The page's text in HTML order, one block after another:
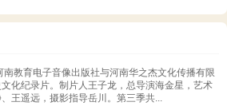
南教育电子音像出版社与河南华之杰文化传播有限
化纪录片。制片人王子龙，总导演海金星，艺术
王遥远，摄影指导岳川。第三季共...